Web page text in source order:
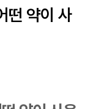
떤 약이 사